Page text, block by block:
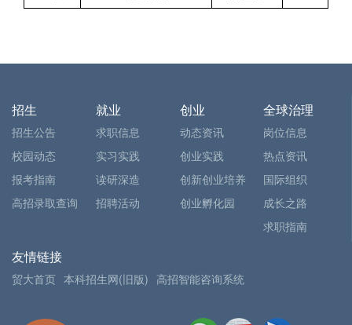
招生
招生公告
校园动态
报考指南
高招录取查询
就业
求职信息
实习实践
读研深造
招聘活动
创业
动态资讯
创业实践
创新创业培养
创业孵化园
全球治理
岗位信息
热点资讯
国际组织
成长之路
求职指南
友情链接
贸大首页 本科招生网(旧版) 高招智能咨询系统